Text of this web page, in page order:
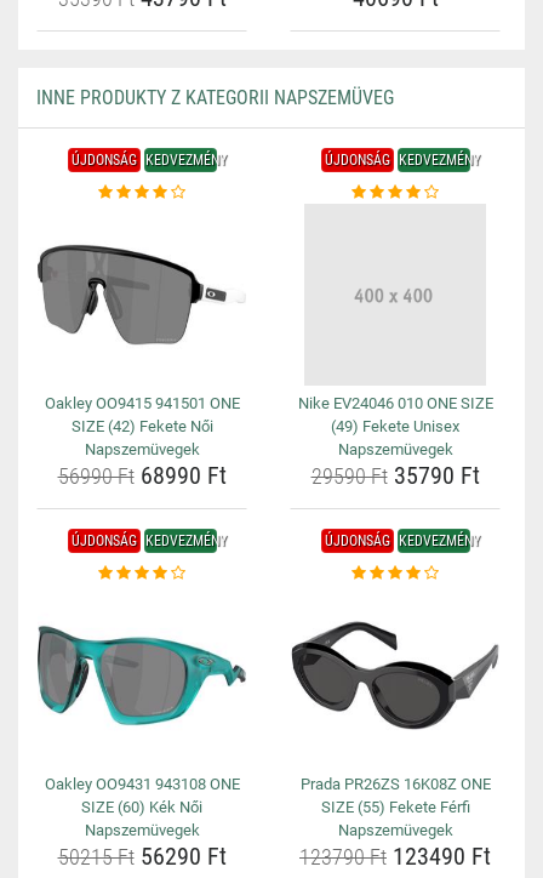
INNE PRODUKTY Z KATEGORII NAPSZEMÜVEG
ÚJDONSÁG KEDVEZMÉNY
Oakley OO9415 941501 ONE
SIZE (42) Fekete Női
Napszemüvegek
56990 Ft68990 Ft
ÚJDONSÁG KEDVEZMÉNY
Nike EV24046 010 ONE SIZE
(49) Fekete Unisex
Napszemüvegek
29590 Ft35790 Ft
ÚJDONSÁG KEDVEZMÉNY
Oakley OO9431 943108 ONE
SIZE (60) Kék Női
Napszemüvegek
50215 Ft56290 Ft
ÚJDONSÁG KEDVEZMÉNY
Prada PR26ZS 16K08Z ONE
SIZE (55) Fekete Férfi
Napszemüvegek
123790 Ft 123490 Ft